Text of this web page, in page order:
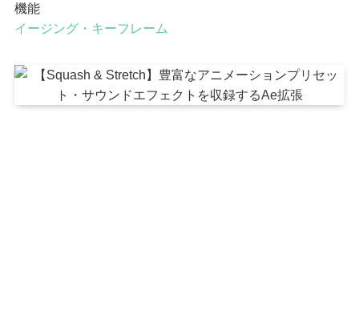
機能
イージング・キーフレーム